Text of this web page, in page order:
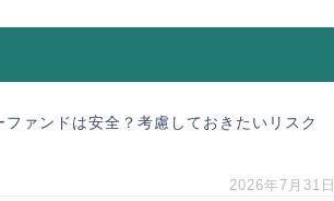
ァンドは安全？考慮しておきたいリスク
2026年7月31日